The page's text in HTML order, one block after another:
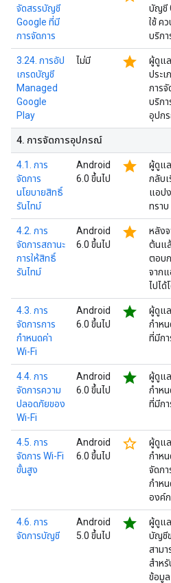
จัดสรรบัญชี
Google ที่มี
การจัดการ
บัญชี
ใช้ ค
บริก
3.24. การอัป
เกรดบัญชี
Managed
Google
Play
ไม่มี star
ผู้ดูแ
ประ
การ
บริก
อุปก
4. การจัดการอุปกรณ์
4.1. การ
จัดการ
นโยบายสิทธิ์
รันไทม์
Android
6.0 ขึ้นไป
star
ผู้ดูแ
กลับ
แอป
ทราบ
4.2. การ
จัดการสถานะ
การให้สิทธิ์
รันไทม์
Android
6.0 ขึ้นไป
star
หลัง
ต้นแ
ตอบ
จาก
ไปได้
4.3. การ
จัดการการ
กำหนดค่า
Wi-Fi
Android
6.0 ขึ้นไป
star
ผู้ดูแ
กำห
ที่มีกา
4.4. การ
จัดการความ
ปลอดภัยของ
Wi-Fi
Android
6.0 ขึ้นไป
star
ผู้ดูแ
กำห
ที่มีกา
4.5. การ
จัดการ Wi-Fi
ขั้นสูง
Android
6.0 ขึ้นไป
star_border
ผู้ดูแ
กำห
จัดกา
กำห
องค์
4.6. การ
จัดการบัญชี
Android
5.0 ขึ้นไป
star
ผู้ดูแ
บัญชี
สาม
สำห
ข้อมู